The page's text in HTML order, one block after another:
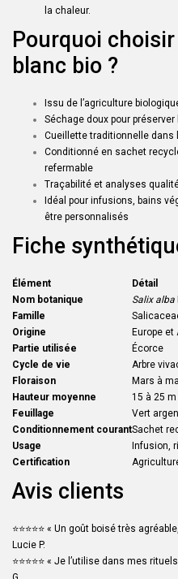
la chaleur.
Pourquoi
blanc bio ?
Issu de l’agriculture
Séchage doux pour
Cueillette traditionnelle dans
Conditionné en sachet
refermable
Traçabilité et analyses
Idéal pour infusions, bains
être personnalisés
Fiche
Élément
Détail
Nom botanique
Salix alba L.
Famille
Origine
Europe et
Partie utilisée
Écorce
Cycle de vie
Arbre
Floraison
Mars à
Hauteur moyenne
15 à 25 m
Feuillage
Vert
Conditionnement courantSachet
Usage
Infusion,
Certification
Avis clients
⭐️⭐️⭐️⭐️⭐️ « Un goût boisé très
Lucie P.
⭐️⭐️⭐️⭐️⭐️ « Je l’utilise dans mes